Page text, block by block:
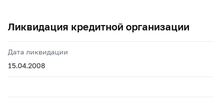
Ликвидация кредитной организации
Дата ликвидации
15.04.2008